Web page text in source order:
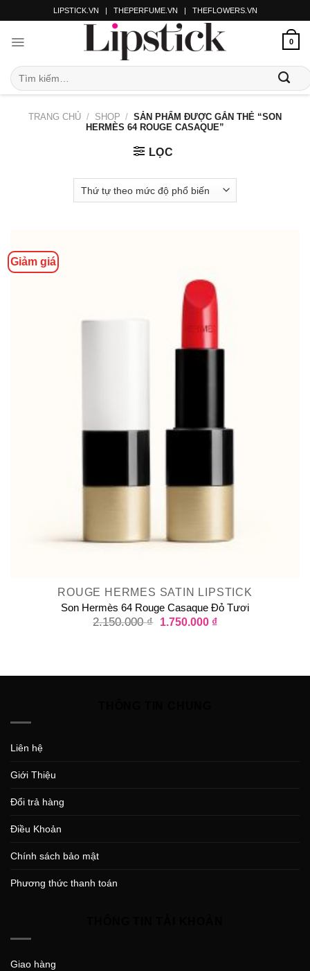
LIPSTICK.VN | THEPERFUME.VN | THEFLOWERS.VN
0
TRANG CHỦ / SHOP / SẢN PHẨM ĐƯỢC GẮN THẺ “SON
HERMÈS 64 ROUGE CASAQUE”
LỌC
Giảm giá
ROUGE HERMES SATIN LIPSTICK
Son Hermès 64 Rouge Casaque Đỏ Tươi
2.150.000₫ 1.750.000 ₫
Liên hệ
Giới Thiệu
Đổi trả hàng
Điều Khoản
Chính sách bảo mật
Phương thức thanh toán
Giao hàng